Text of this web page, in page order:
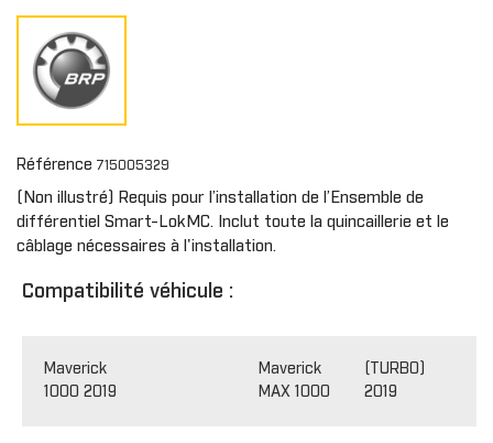
Référence 715005329
(Non illustré) Requis pour l’installation de l’Ensemble de
différentiel Smart-LokMC. Inclut toute la quincaillerie et le
câblage nécessaires à l'installation.
Compatibilité véhicule :
Maverick
1000 2019
Maverick
MAX 1000
(TURBO)
2019